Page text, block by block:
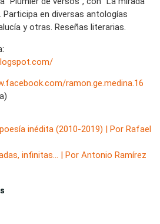
Participa en diversas antologías
y otras. Reseñas literarias.
ramon.ge.medina.16
inédita (2010-2019) | Por Rafael
infinitas… | Por Antonio Ramírez